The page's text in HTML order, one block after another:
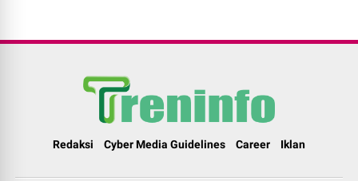
Redaksi Cyber Media Guidelines Career Iklan